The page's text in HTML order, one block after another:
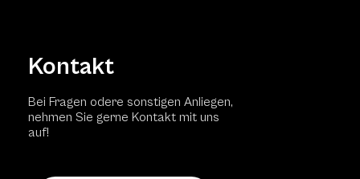
Kontakt
Bei Fragen odere sonstigen Anliegen,
nehmen Sie gerne Kontakt mit uns
auf!